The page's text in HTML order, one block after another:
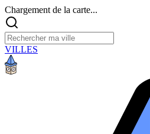
Chargement de la carte...
VILLES